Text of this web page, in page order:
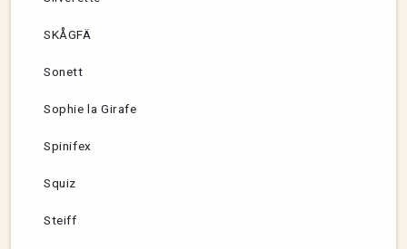
SKÅGFÄ
Sonett
Sophie la Girafe
Spinifex
Squiz
Steiff